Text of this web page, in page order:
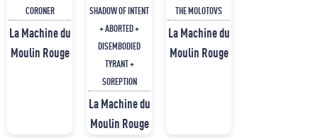
CORONER
La Machine du
Moulin Rouge
SHADOW OF INTENT
+ ABORTED +
DISEMBODIED
TYRANT +
SOREPTION
La Machine du
Moulin Rouge
THE MOLOTOVS
La Machine du
Moulin Rouge